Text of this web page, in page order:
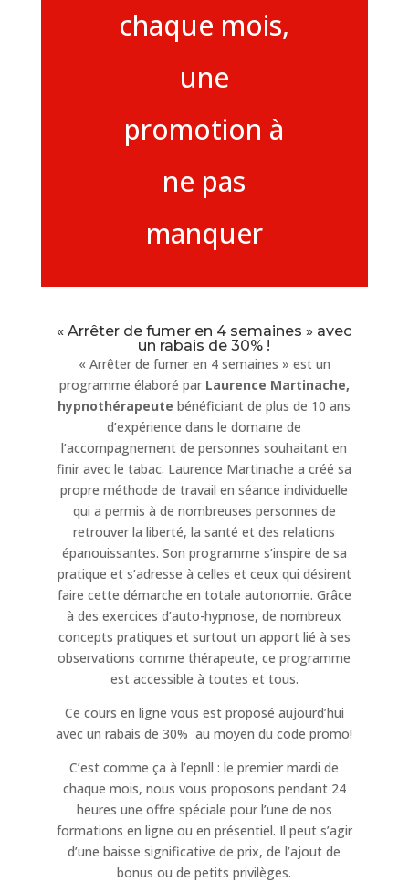
chaque mois,
une
promotion à
ne pas
manquer
« Arrêter de fumer en 4 semaines » avec
un rabais de 30% !
« Arrêter de fumer en 4 semaines » est un
programme élaboré par Laurence Martinache,
hypnothérapeute bénéficiant de plus de 10 ans
d’expérience dans le domaine de
l’accompagnement de personnes souhaitant en
finir avec le tabac. Laurence Martinache a créé sa
propre méthode de travail en séance individuelle
qui a permis à de nombreuses personnes de
retrouver la liberté, la santé et des relations
épanouissantes. Son programme s’inspire de sa
pratique et s’adresse à celles et ceux qui désirent
faire cette démarche en totale autonomie. Grâce
à des exercices d’auto-hypnose, de nombreux
concepts pratiques et surtout un apport lié à ses
observations comme thérapeute, ce programme
est accessible à toutes et tous.
Ce cours en ligne vous est proposé aujourd’hui
avec un rabais de 30% au moyen du code promo!
C’est comme ça à l’epnll : le premier mardi de
chaque mois, nous vous proposons pendant 24
heures une offre spéciale pour l’une de nos
formations en ligne ou en présentiel. Il peut s’agir
d’une baisse significative de prix, de l’ajout de
bonus ou de petits privilèges.